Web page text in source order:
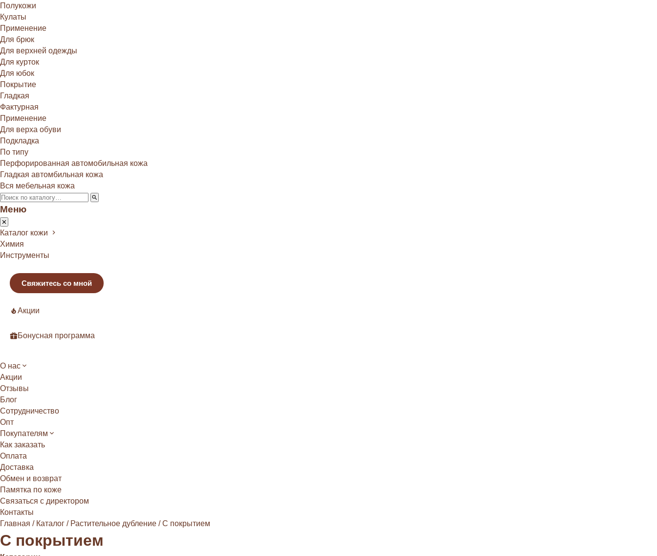
Полукожи
Кулаты
Применение
Для брюк
Для верхней одежды
Для курток
Для юбок
Покрытие
Гладкая
Фактурная
Применение
Для верха обуви
Подкладка
По типу
Перфорированная автомобильная кожа
Гладкая автомбильная кожа
Вся мебельная кожа
Меню
Каталог кожи
Химия
Инструменты
Свяжитесь со мной
Акции
Бонусная программа
О нас
Акции
Отзывы
Блог
Сотрудничество
Опт
Покупателям
Как заказать
Оплата
Доставка
Обмен и возврат
Памятка по коже
Связаться с директором
Контакты
Главная / Каталог / Растительное дубление /С покрытием
С покрытием